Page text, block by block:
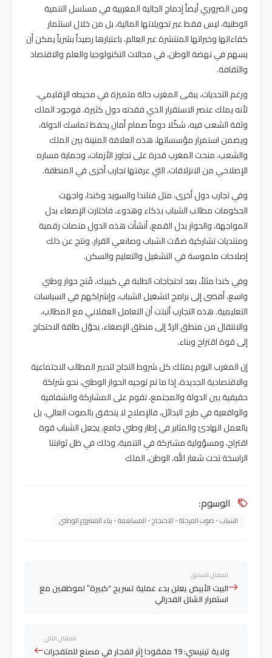
ومن الضروري أيضاً إدماج الجالية المغربية في مسلسل التنمية
الوطنية، ليس فقط عبر تحويلاتها المالية، بل من خلال استثمار
كفاءاتها وخبراتها المنتشرة عبر العالم، باعتبارها رصيداً بشرياً يمكن أن
يسهم في نهضة الوطن، في مجالات التكنولوجيا والعلم والاقتصاد
والثقافة.
ورغم التحديات، يبقى المغرب حالة متميزة في محيطه الإقليمي،
لأنه يملك عنصر الاستقرار الذي فقدته دول كثيرة. فوجود الملك
وثقة الشعب فيه، شكّلا دوماً صمام أمان يحفظ تماسك الدولة،
ويضمن استمرار مؤسساتها، هذه العلاقة المتينة بين الملك
والشعب، منحت المغرب قدرة على تجاوز الأزمات، وحماية مساره
الإصلاحي من الانزلاقات، التي عرفتها تجارب أخرى في المنطقة.
وفي تجارب دول أخرى، مثل فنلندا والسويد وكندا، واجهت
الحكومات مطالب الشباب بذكاء وهدوء، فاختارت الإصغاء بدل
المواجهة، والحوار بدل القمع، أنشأت هذه الدول منصات رقمية
ومنتديات تشاركية ضمّت الشباب وصانعي القرار، ونتج عن ذلك
إصلاحات ملموسة في التشغيل والتعليم والسكن.
وفي كندا مثلاً، بعد احتجاجات الطلبة في كيبيك، فُتح حوار وطني
واسع، أفضى إلى برامج لتشغيل الشباب، وإشراكهم في السياسات
التعليمية. هذه التجارب أثبتت أن التعامل العقلاني مع المطالب،
والانتقال من منطق الردّ إلى منطق الإصغاء، يحوّل طاقة الاحتجاج
إلى قوة اقتراح وبناء.
إن المغرب اليوم يمتلك كل شروط النجاح لتدبير المطالب الاجتماعية
والاقتصادية الجديدة، إذا ما تم توجيه الحوار الوطني، نحو شراكة
حقيقية بين الدولة والمجتمع، تقوم على المشاركة والشفافية
والواقعية في طرح البدائل، فالإصلاح لا يتحقق بالصوت العالي، بل
بالعمل الهادئ والمثابر في إطار وطني جامع، يجعل الشباب قوة
اقتراح، ومسؤولية مشتركة في التنمية، وذلك في ظل ثوابتنا
الراسخة تحت شعار الله، الوطن، الملك
الوسوم:
الشباب - صوت المرحلة - الاحتجاج - المساهمة - بناء المشروع الوطني
المقال السابق
البيت الأبيض يعلن بدء عملية تسريح “كبيرة” لموظفين مع
استمرار الشلل الفدرالي
المقال التالي
ولاية تينيسي: 19 مفقودا إثر انفجار في مصنع للمتفجرات